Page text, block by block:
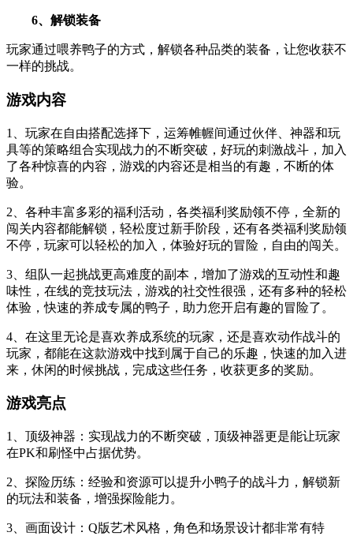
6、解锁装备
玩家通过喂养鸭子的方式，解锁各种品类的装备，让您收获不
一样的挑战。
游戏内容
1、玩家在自由搭配选择下，运筹帷幄间通过伙伴、神器和玩
具等的策略组合实现战力的不断突破，好玩的刺激战斗，加入
了各种惊喜的内容，游戏的内容还是相当的有趣，不断的体
验。
2、各种丰富多彩的福利活动，各类福利奖励领不停，全新的
闯关内容都能解锁，轻松度过新手阶段，还有各类福利奖励领
不停，玩家可以轻松的加入，体验好玩的冒险，自由的闯关。
3、组队一起挑战更高难度的副本，增加了游戏的互动性和趣
味性，在线的竞技玩法，游戏的社交性很强，还有多种的轻松
体验，快速的养成专属的鸭子，助力您开启有趣的冒险了。
4、在这里无论是喜欢养成系统的玩家，还是喜欢动作战斗的
玩家，都能在这款游戏中找到属于自己的乐趣，快速的加入进
来，休闲的时候挑战，完成这些任务，收获更多的奖励。
游戏亮点
1、顶级神器：实现战力的不断突破，顶级神器更是能让玩家
在PK和刷怪中占据优势。
2、探险历练：经验和资源可以提升小鸭子的战斗力，解锁新
的玩法和装备，增强探险能力。
3、画面设计：Q版艺术风格，角色和场景设计都非常有特